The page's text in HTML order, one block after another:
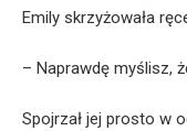
Emily skrzyżowała
– Naprawdę myślisz,
Spojrzał jej prosto w